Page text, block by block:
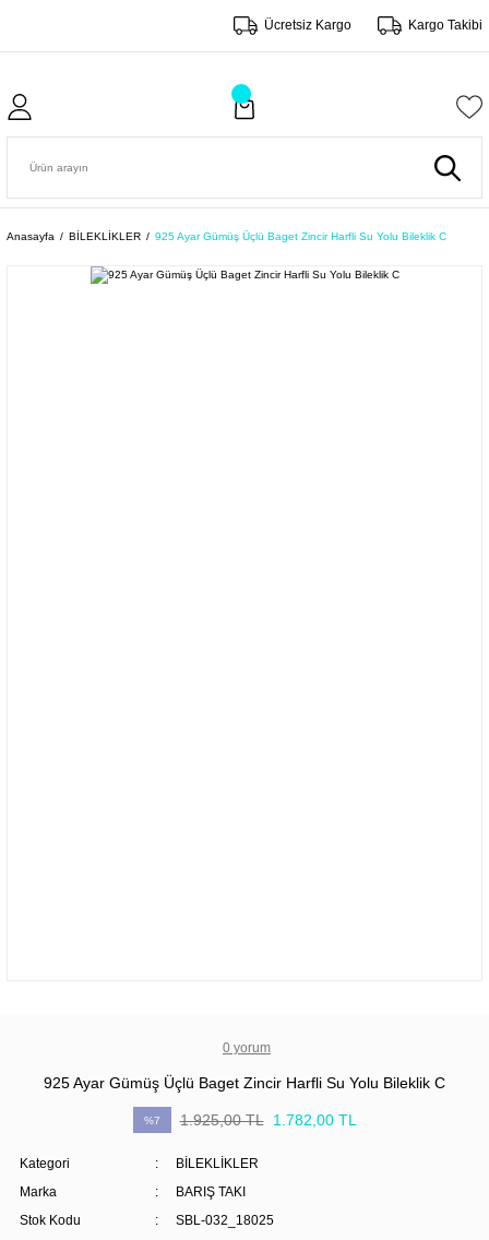
Ücretsiz Kargo Kargo Takibi
Anasayfa BİLEKLİKLER 925 Ayar Gümüş Üçlü Baget Zincir Harfli Su Yolu Bileklik C
0 yorum
925 Ayar Gümüş Üçlü Baget Zincir Harfli Su Yolu Bileklik C
%7 1.925,00 TL 1.782,00 TL
Kategori
BİLEKLİKLER
Marka
BARIŞ TAKI
Stok Kodu
SBL-032_18025